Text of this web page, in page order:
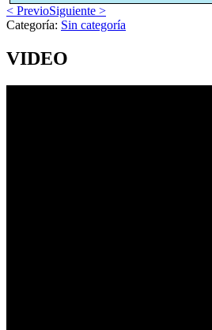
< PrevioSiguiente >
Categoría: Sin categoría
VIDEO